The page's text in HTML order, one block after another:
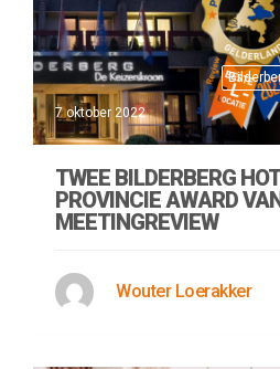
7 oktober 2022
TWEE BILDERBERG
PROVINCIE AWARD VAN
MEETINGREVIEW
Wouter Loerakker